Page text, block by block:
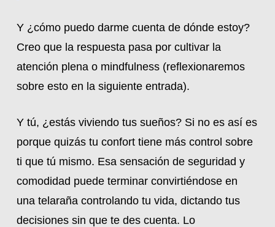
Y ¿cómo puedo darme cuenta de dónde estoy?
Creo que la respuesta pasa por cultivar la
atención plena o mindfulness (reflexionaremos
sobre esto en la siguiente entrada).
Y tú, ¿estás viviendo tus sueños? Si no es así es
porque quizás tu confort tiene más control sobre
ti que tú mismo. Esa sensación de seguridad y
comodidad puede terminar convirtiéndose en
una telaraña controlando tu vida, dictando tus
decisiones sin que te des cuenta. Lo